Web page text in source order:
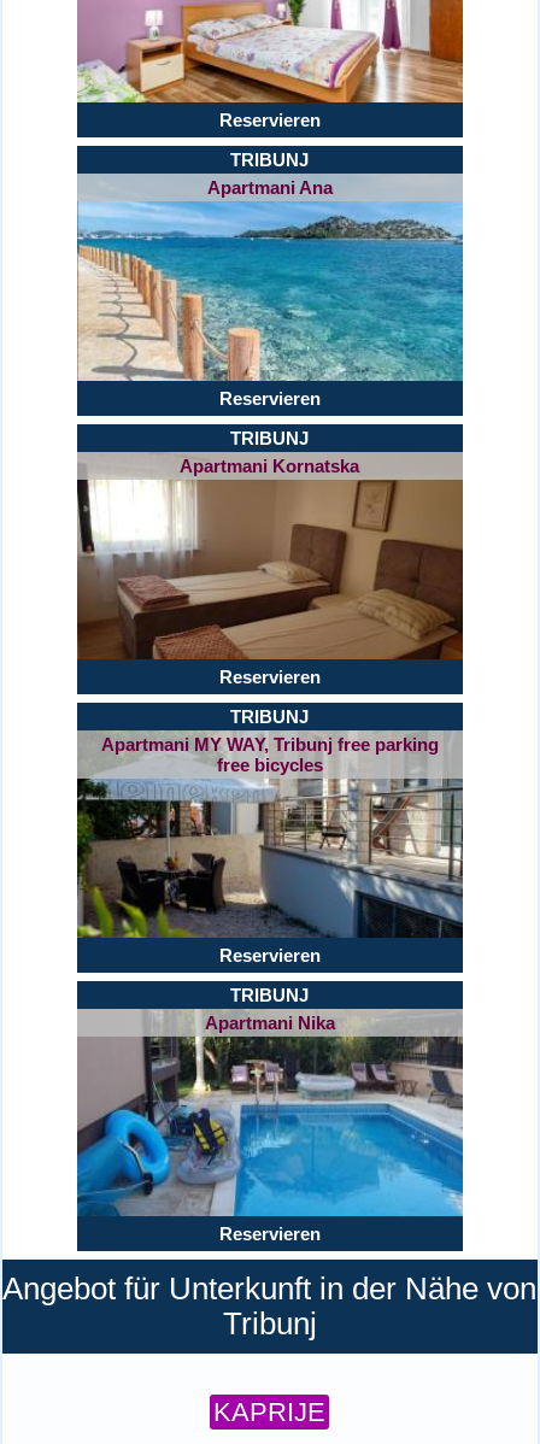
Reservieren
TRIBUNJ
Apartmani Ana
Reservieren
TRIBUNJ
Apartmani Kornatska
Reservieren
TRIBUNJ
Apartmani MY WAY, Tribunj free parking
free bicycles
Reservieren
TRIBUNJ
Apartmani Nika
Reservieren
Angebot für Unterkunft in der Nähe von
Tribunj
KAPRIJE